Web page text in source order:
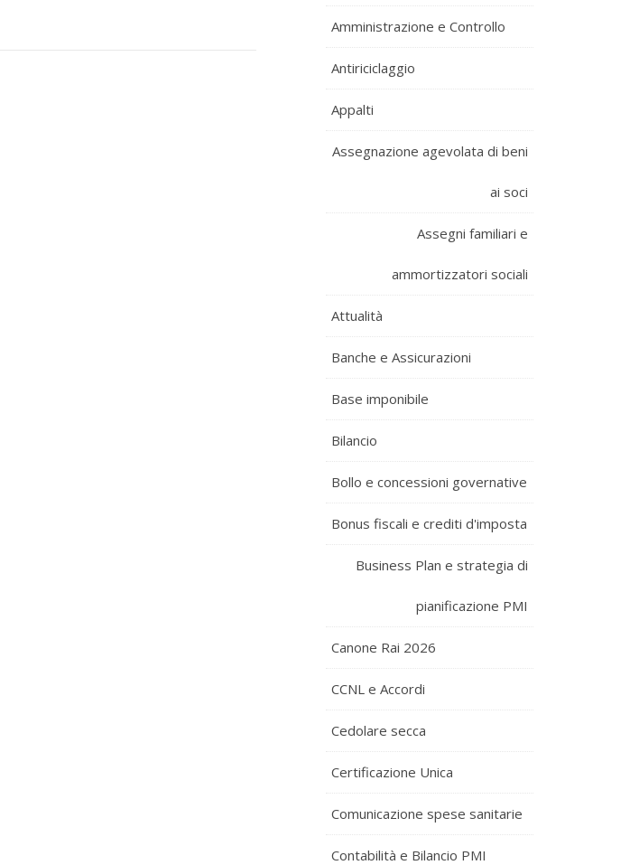
Amministrazione e Controllo
Antiriciclaggio
Appalti
Assegnazione agevolata di beni
ai soci
Assegni familiari e
ammortizzatori sociali
Attualità
Banche e Assicurazioni
Base imponibile
Bilancio
Bollo e concessioni governative
Bonus fiscali e crediti d'imposta
Business Plan e strategia di
pianificazione PMI
Canone Rai 2026
CCNL e Accordi
Cedolare secca
Certificazione Unica
Comunicazione spese sanitarie
Contabilità e Bilancio PMI